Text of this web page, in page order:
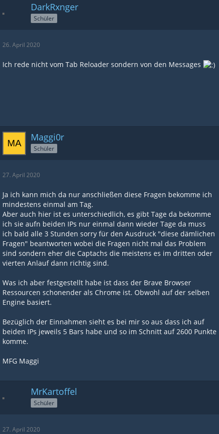
DarkRxnger
Schüler
26. April 2020
Ich rede nicht vom Tab Reloader sondern von den Messages
Maggi0r
Schüler
27. April 2020
Ja ich kann mich da nur anschließen diese Fragen bekomme ich
mindestens einmal am Tag.
Aber auch hier ist es unterschiedlich, es gibt Tage da bekomme
ich sie aufn beiden IPs nur einmal dann wieder Tage da muss
ich bald alle 3 Stunden sorry für den Ausdruck "diese dämlichen
Fragen" beantworten wobei die Fragen nicht mal das Problem
sind sondern eher die Captachs die meistens es im dritten oder
vierten Anlauf dann richtig sind.
Was ich aber festgestellt habe ist dass der Brave Browser
Ressourcen schonender als Chrome ist. Obwohl auf der selben
Engine basiert.
Bezüglich der Einnahmen sieht es bei mir so aus dass ich auf
beiden IPs jeweils 5 Bars habe und so im Schnitt auf 2600 Punkte
komme.
MFG Maggi
MrKartoffel
Schüler
27. April 2020